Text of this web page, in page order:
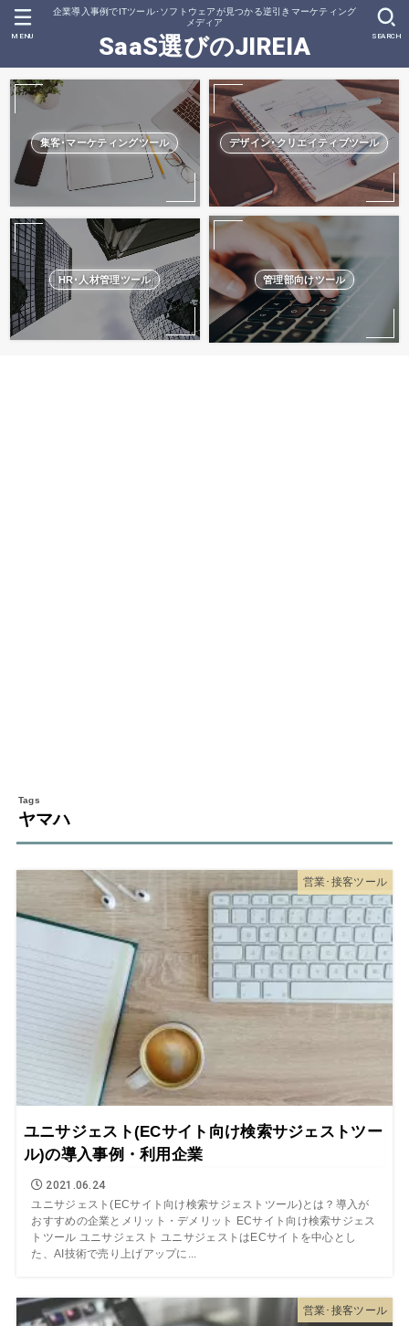
企業導入事例でITツール･ソフトウェアが見つかる逆引きマーケティング
メディア
SaaS選びのJIREIA SEARCH
MENU
集客･マーケティングツール デザイン･クリエイティブツール
HR･人材管理ツール 管理部向けツール
ヤマハ
営業･接客ツール
ユニサジェスト(ECサイト向け検索サジェストツー
ル)の導入事例・利用企業
2021.06.24
ユニサジェスト(ECサイト向け検索サジェストツール)とは？導入が
おすすめの企業とメリット・デメリット ECサイト向け検索サジェス
トツール ユニサジェスト ユニサジェストはECサイトを中心とし
た、AI技術で売り上げアップに...
営業･接客ツール